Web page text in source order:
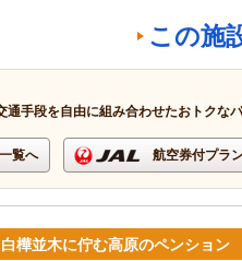
この施
通手段を自由に組み合わせたおトクな
覧へ 航空券付プラ
樺並木に佇む高原のペンション